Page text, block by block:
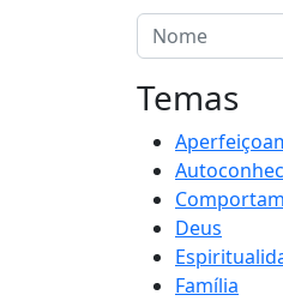
Temas
Deus
Família